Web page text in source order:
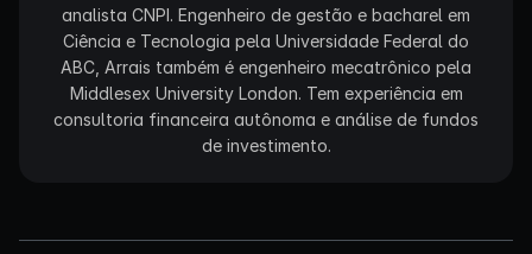
analista CNPI. Engenheiro de gestão e bacharel em
Ciência e Tecnologia pela Universidade Federal do
ABC, Arrais também é engenheiro mecatrônico pela
Middlesex University London. Tem experiência em
consultoria financeira autônoma e análise de fundos
de investimento.